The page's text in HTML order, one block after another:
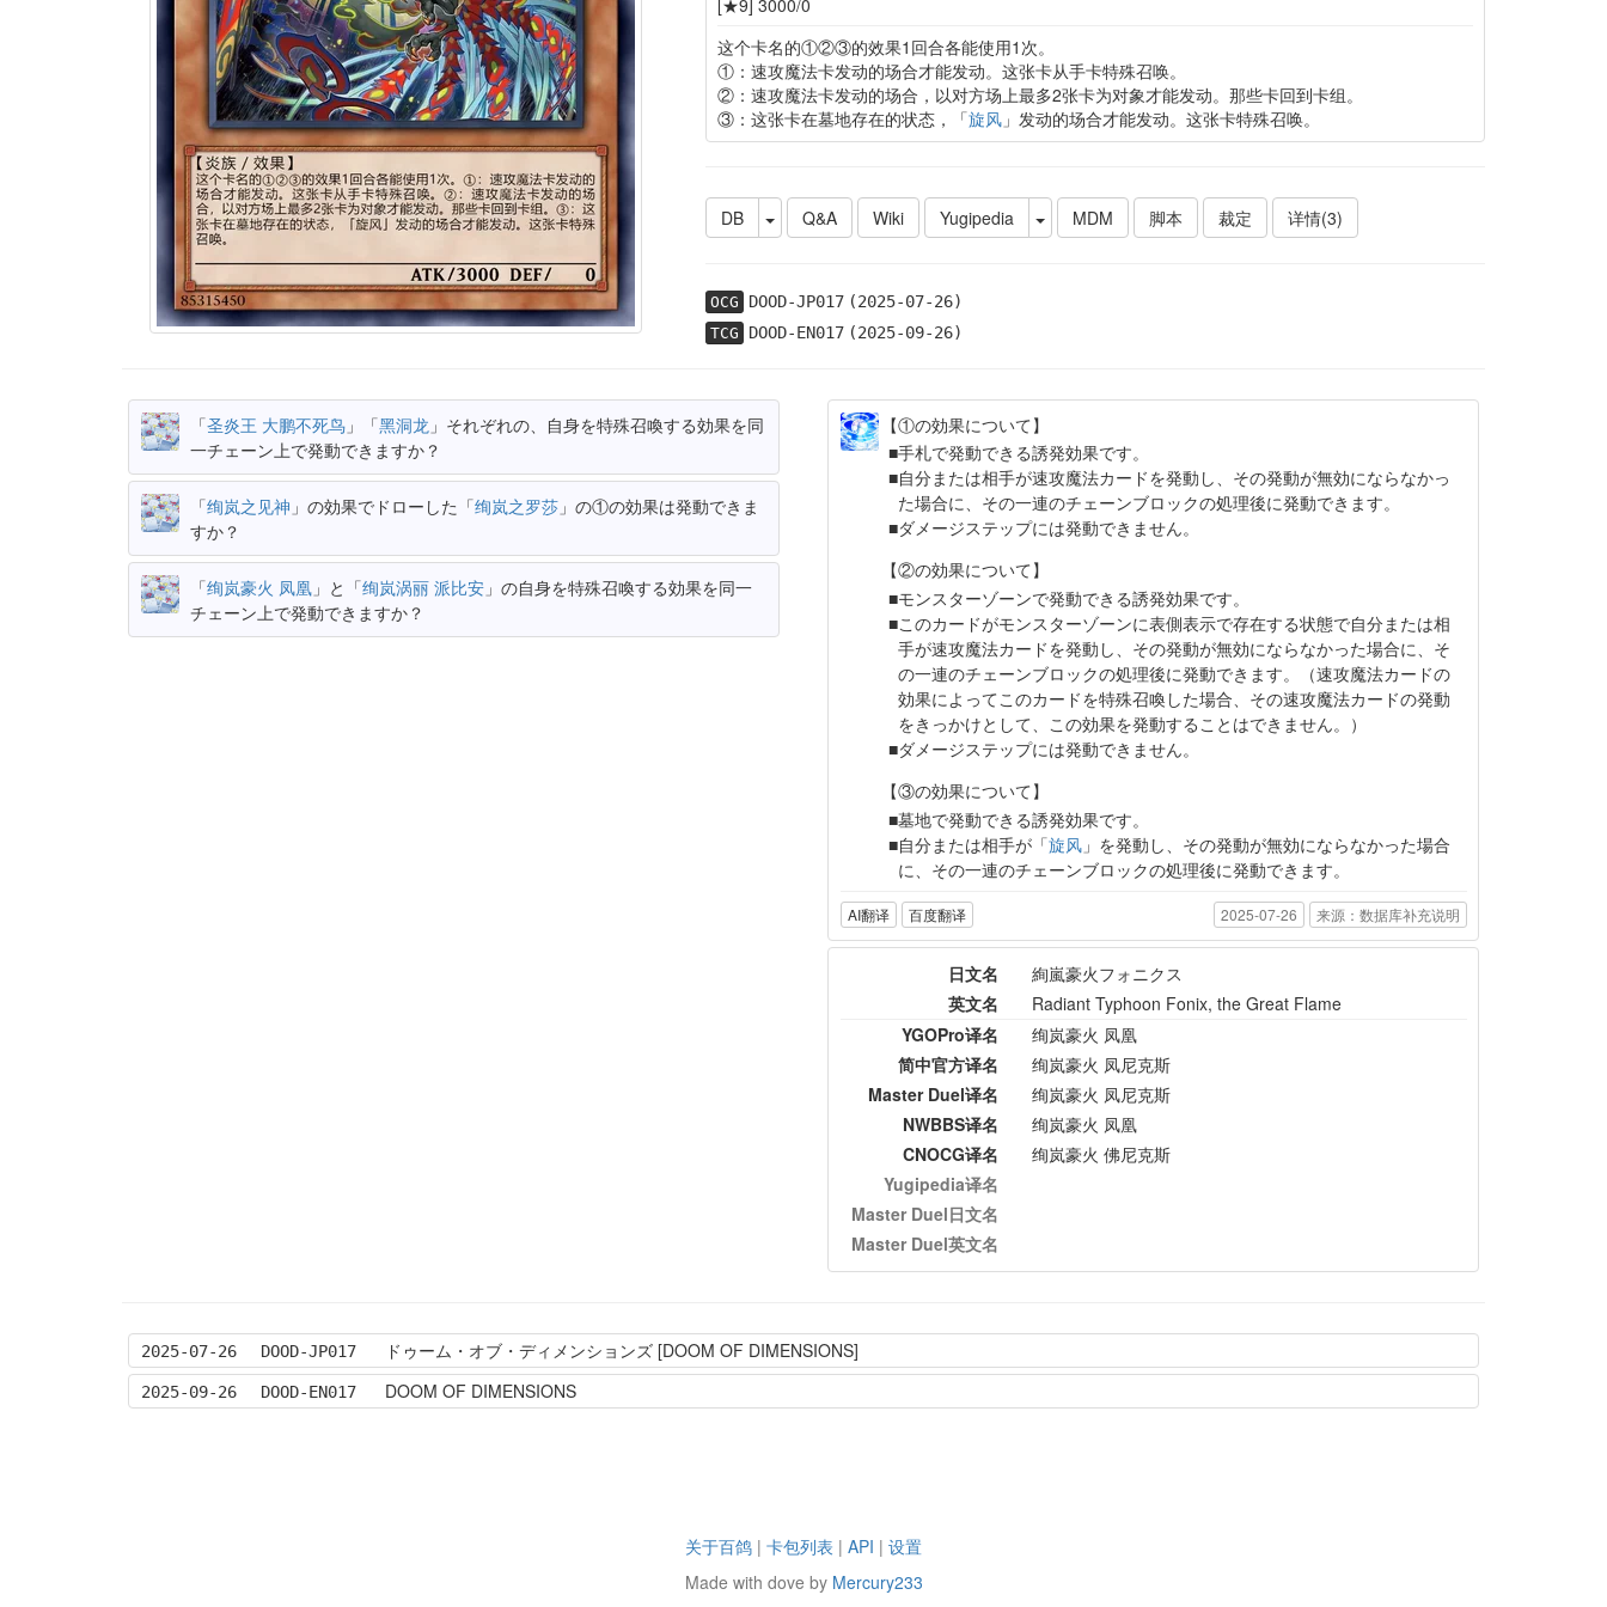
这个卡名的①②③的效果1回合各能使用1次。
①：速攻魔法卡发动的场合才能发动。这张卡从手卡特殊召唤。
②：速攻魔法卡发动的场合，以对方场上最多2张卡为对象才能发动。那些卡回到卡组。
③：这张卡在墓地存在的状态，「旋风 」发动的场合才能发动。这张卡特殊召唤。
DB Q&A Wiki Yugipedia MDM 脚本 裁定 详情(3)
OCG DOOD-JP017(2025-07-26)
TCG DOOD-EN017(2025-09-26)
「圣炎王 大鹏不死鸟 」「黑洞龙 」それぞれの、自身を特殊召喚する効果を同
一チェーン上で発動できますか？
「绚岚之见神 」の効果でドローした「绚岚之罗莎 」の①の効果は発動できま
すか？
「绚岚豪火 凤凰 」と「绚岚涡丽 派比安 」の自身を特殊召喚する効果を同一
チェーン上で発動できますか？
【①の効果について】
手札で発動できる誘発効果です。
自分または相手が速攻魔法カードを発動し、その発動が無効にならなかっ
た場合に、その一連のチェーンブロックの処理後に発動できます。
ダメージステップには発動できません。
【②の効果について】
モンスターゾーンで発動できる誘発効果です。
このカードがモンスターゾーンに表側表示で存在する状態で自分または相
手が速攻魔法カードを発動し、その発動が無効にならなかった場合に、そ
の一連のチェーンブロックの処理後に発動できます。（速攻魔法カードの
効果によってこのカードを特殊召喚した場合、その速攻魔法カードの発動
をきっかけとして、この効果を発動することはできません。）
ダメージステップには発動できません。
【③の効果について】
墓地で発動できる誘発効果です。
自分または相手が「旋风 」を発動し、その発動が無効にならなかった場合
に、その一連のチェーンブロックの処理後に発動できます。
AI翻译 百度翻译 2025-07-26 来源：数据库补充说明
日文名
絢嵐豪火フォニクス
英文名
Radiant Typhoon Fonix, the Great Flame
YGOPro译名
绚岚豪火 凤凰
简中官方译名
绚岚豪火 凤尼克斯
Master Duel译名
绚岚豪火 凤尼克斯
NWBBS译名
绚岚豪火 凤凰
CNOCG译名
绚岚豪火 佛尼克斯
Yugipedia译名
Master Duel日文名
Master Duel英文名
2025-07-26 DOOD-JP017 ドゥーム・オブ・ディメンションズ [DOOM OF DIMENSIONS]
2025-09-26 DOOD-EN017 DOOM OF DIMENSIONS
关于百鸽 | 卡包列表 | API | 设置
Made with dove by Mercury233